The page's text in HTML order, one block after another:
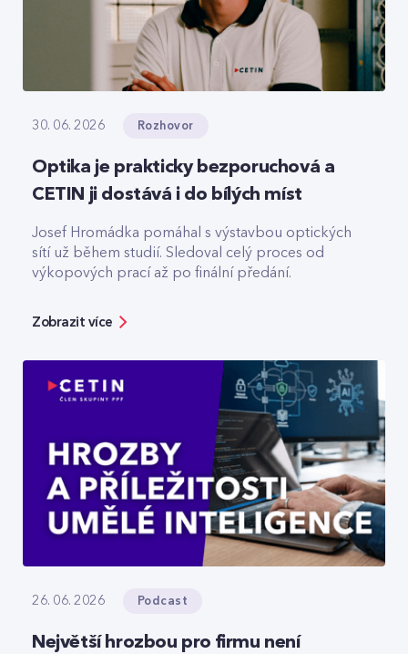
30. 06. 2026 Rozhovor
Optika je prakticky bezporuchová a
CETIN ji dostává i do bílých míst
Josef Hromádka pomáhal s výstavbou optických
sítí už během studií. Sledoval celý proces od
výkopových prací až po finální předání.
Zobrazit více
26. 06. 2026 Podcast
Největší hrozbou pro firmu není